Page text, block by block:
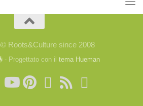
Roots&Culture since 2008
- Progettato con il tema Hueman